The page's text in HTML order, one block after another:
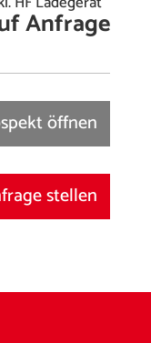
Anfrage
öffnen
stellen